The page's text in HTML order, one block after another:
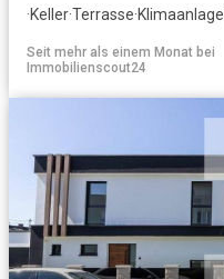
·Keller·Terrasse·Klimaanlage
Seit mehr als einem Monat bei
Immobilienscout24